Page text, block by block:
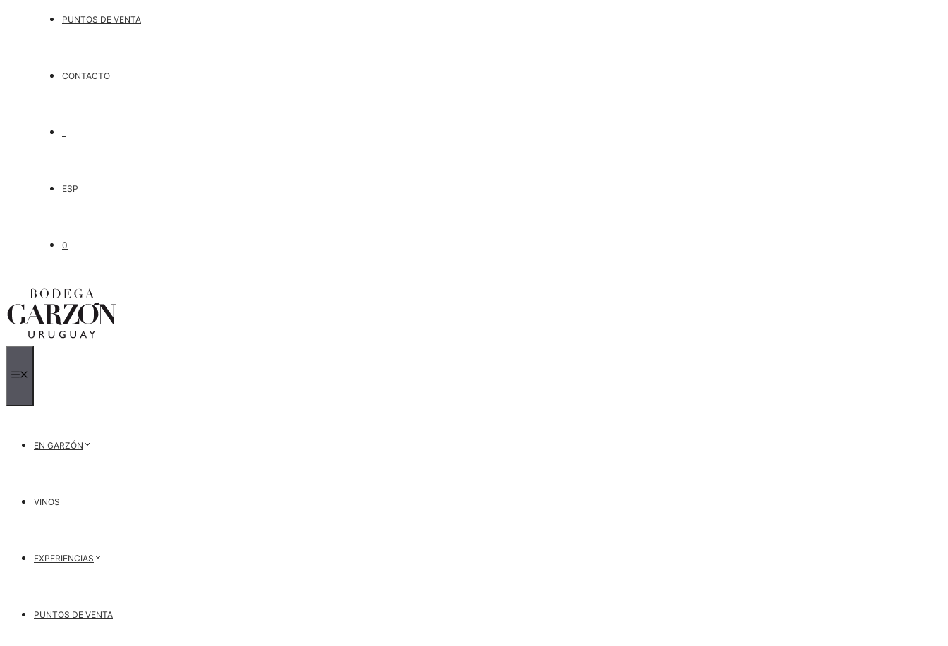
PUNTOS DE VENTA
CONTACTO
ESP
0
EN GARZÓN
VINOS
EXPERIENCIAS
PUNTOS DE VENTA